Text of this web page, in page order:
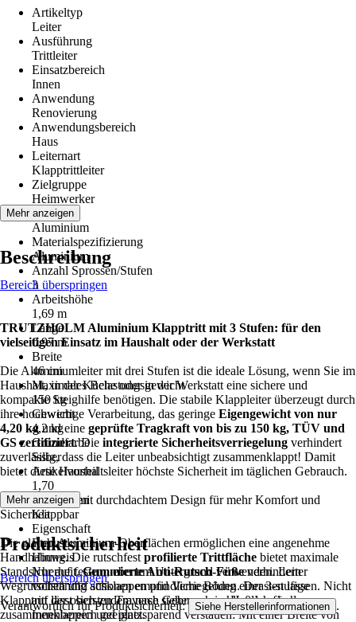
Artikeltyp
Leiter
Ausführung
Trittleiter
Einsatzbereich
Innen
Anwendung
Renovierung
Anwendungsbereich
Haus
Leiternart
Klapptrittleiter
Zielgruppe
Heimwerker
Material
Aluminium
Materialspezifizierung
Aluminium
Anzahl Sprossen/Stufen
3
Arbeitshöhe
1,69 m
Länge
0,97 m
Breite
46 cm
Maximales Belastungsgewicht
150 kg
Gewicht
4,2 kg
Grundfarbe
Silber
Artikelvorteil
1,70
Funktionen
Klappbar
Eigenschaft
Robust
Hinweis
Nur auf festem, ebenem Untergrund verwenden. Leiter
vollständig ausklappen und Verriegelung einrasten lassen. Nicht
auf der obersten Traverse stehen; ausschließlich für den
Innenbereich geeignet.
Mehr anzeigen
Beschreibung
Bereich überspringen
TRUTZHOLM Aluminium Klapptritt mit 3 Stufen: für den
vielseitigen Einsatz im Haushalt oder der Werkstatt
Die Aluminiumleiter mit drei Stufen ist die ideale Lösung, wenn Sie im
Haushalt, in der Küche oder in der Werkstatt eine sichere und
kompakte Steighilfe benötigen. Die stabile Klappleiter überzeugt durch
ihre hochwertige Verarbeitung, das geringe Eigengewicht von nur
4,20 kgund eine geprüfte Tragkraft von bis zu 150 kg, TÜV und
GS zertifiziert. Die integrierte Sicherheitsverriegelung verhindert
zuverlässig, dass die Leiter unbeabsichtigt zusammenklappt! Damit
bietet diese Haushaltsleiter höchste Sicherheit im täglichen Gebrauch.
Haushaltsleiter mit durchdachtem Design für mehr Komfort und
Sicherheit
Die glatten Aluminium-Oberflächen ermöglichen eine angenehme
Handhabung. Die rutschfest profilierte Trittfläche bietet maximale
Standsicherheit.Gummierte Anti-Rutsch-Füßeverhindern
Wegrutschen und schonen empfindliche Böden. Der 3-stufige
Klapptritt lässt sich zudem nach Gebrauch im Handumdrehen
zusammenklappen und platzsparend verstauen: Mit einer Breite von
Mehr anzeigen
Produktsicherheit
Bereich überspringen
Verantwortlich für Produktsicherheit: Siehe Herstellerinformationen .